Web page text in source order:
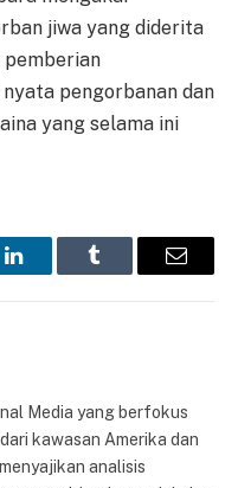
jiwa yang diderita
pemberian
pengorbanan dan
yang selama ini
LinkedInTumblr Email
Media yang berfokus
kawasan Amerika dan
analisis